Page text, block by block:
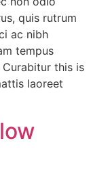
quis rutrum
ac nibh
tempus
this is
laoreet